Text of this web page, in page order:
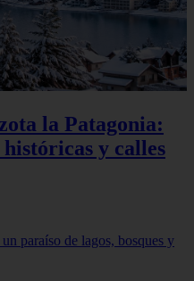
la Patagonia:
y calles